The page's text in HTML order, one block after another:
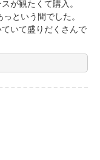
が観たくて購入。
という間でした。
いて盛りだくさんで